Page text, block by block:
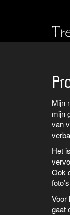
Mijn
mijn
van
Het
Ook
Voor
gaat